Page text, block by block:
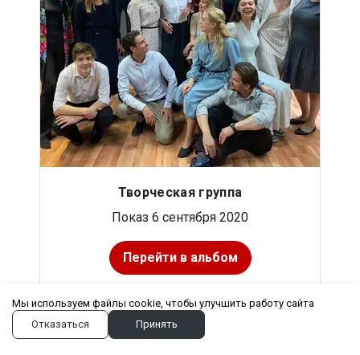
Творческая группа
Показ 6 сентября 2020
Перейти в альбом
Мы используем файлы cookie, чтобы улучшить работу сайта
Отказаться
Принять